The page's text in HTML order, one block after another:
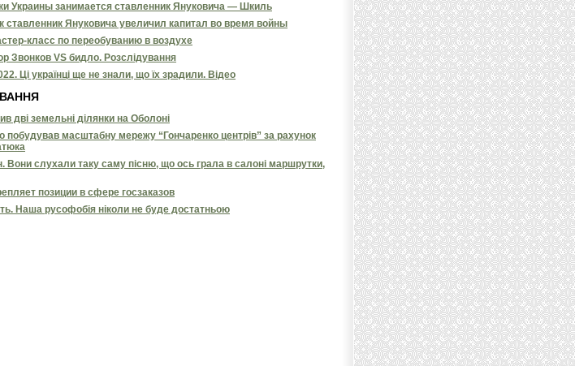
Украины занимается ставленник Януковича — Шкиль
ставленник Януковича увеличил капитал во время войны
класс по переобуванию в воздухе
Звонков VS бидло. Розслідування
Ці українці ще не знали, що їх зрадили. Відео
дві земельні ділянки на Оболоні
побудував масштабну мережу “Гончаренко центрів” за рахунок
Вони слухали таку саму пісню, що ось грала в салоні маршрутки,
позиции в сфере госзаказов
Наша русофобія ніколи не буде достатньою